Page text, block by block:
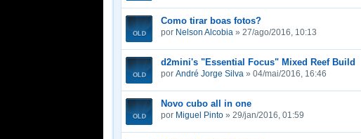
Como tirar boas fotos?
por Nelson Alcobia » 27/ago/2016, 10:13
d2mini's "Essential Focus" Mixed Reef Build
por André Jorge Silva » 04/mai/2016, 16:46
Novo cubo all in one
por Miguel Pinto » 29/jan/2016, 01:59